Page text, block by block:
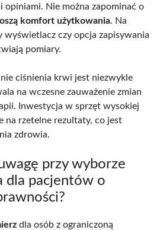
opiniami. Nie można zapominać o
komfort użytkowania. Na
wyświetlacz czy opcja zapisywania
pomiary.
ciśnienia krwi jest niezwykle
na wczesne zauważenie zmian
Inwestycja w sprzęt wysokiej
na rzetelne rezultaty, co jest
zdrowia.
przy wyborze
dla pacjentów o
dla osób z ograniczoną